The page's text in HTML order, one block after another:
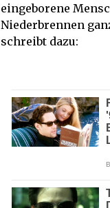
eingeborene
Niederbrennen
schreibt dazu: